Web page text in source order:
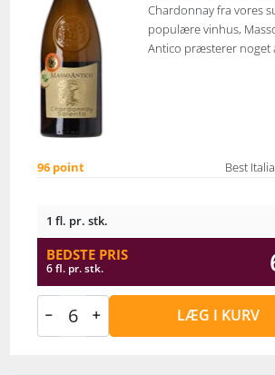
Chardonnay fra vores
populære vinhus,
Antico præsterer noget
96 point Best
1 fl. pr. stk.
BEDSTE PRIS
6 fl. pr. stk.
LÆG I KURV